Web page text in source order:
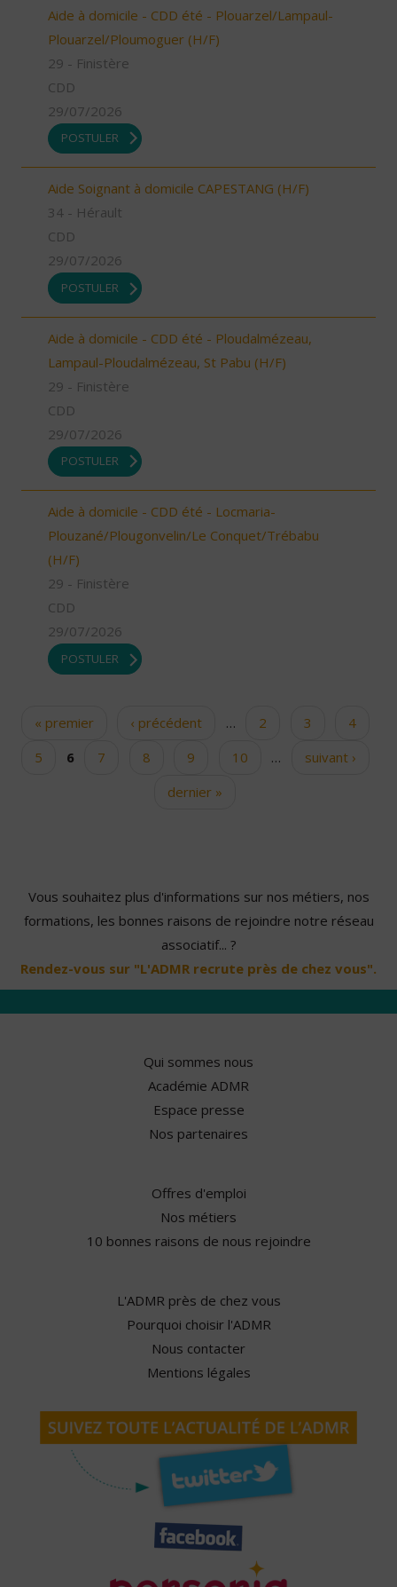
Aide à domicile - CDD été - Plouarzel/Lampaul-
Plouarzel/Ploumoguer (H/F)
29 - Finistère
CDD
29/07/2026
POSTULER
Aide Soignant à domicile CAPESTANG (H/F)
34 - Hérault
CDD
29/07/2026
POSTULER
Aide à domicile - CDD été - Ploudalmézeau,
Lampaul-Ploudalmézeau, St Pabu (H/F)
29 - Finistère
CDD
29/07/2026
POSTULER
Aide à domicile - CDD été - Locmaria-
Plouzané/Plougonvelin/Le Conquet/Trébabu
(H/F)
29 - Finistère
CDD
29/07/2026
POSTULER
Pages« premier ‹ précédent … 2 3
4
5
6 7 8 9 10 …
suivant ›
dernier »
Vous souhaitez plus d'informations sur nos métiers, nos
formations, les bonnes raisons de rejoindre notre réseau
associatif... ?
Rendez-vous sur "L'ADMR recrute près de chez vous".
Qui sommes nous
Académie ADMR
Espace presse
Nos partenaires
Offres d'emploi
Nos métiers
10 bonnes raisons de nous rejoindre
L'ADMR près de chez vous
Pourquoi choisir l'ADMR
Nous contacter
Mentions légales